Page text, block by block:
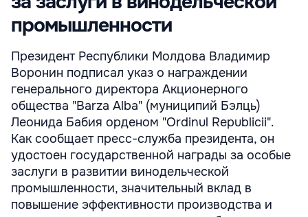
промышленности
Президент Республики Молдова Владимир
Воронин подписал указ о награждении
генерального директора Акционерного
общества "Barza Albа" (муниципий Бэлць)
Леонида Бабия орденом "Ordinul Republicii".
Как сообщает пресс-служба президента, он
удостоен государственной награды за особые
заслуги в развитии винодельческой
промышленности, значительный вклад в
повышение эффективности производства и